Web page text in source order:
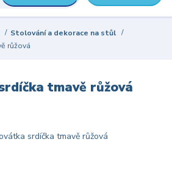
Stolování a dekorace na stůl
růžová
tmavě růžová